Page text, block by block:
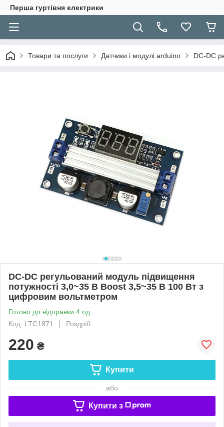
Перша гуртівня електрики
Товари та послуги Датчики і модулі arduino DC-DC
DC-DC регульований модуль підвищення
потужності 3,0~35 В Boost 3,5~35 В 100 Вт з
цифровим вольтметром
Готово до відправки 4 од.
Код: LTC1871
Роздріб
220 ₴
Купити
або
Купити з